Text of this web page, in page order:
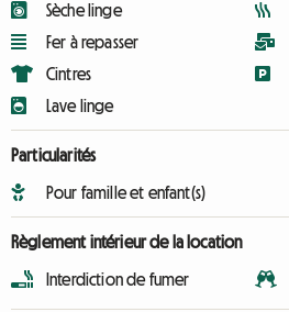
Sèche linge
Fer à repasser
Cintres
Lave linge
Particularités
Pour famille et enfant(s)
Règlement intérieur de la location
Interdiction de fumer